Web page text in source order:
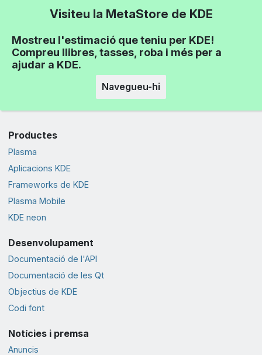
Visiteu la MetaStore de KDE
Mostreu l'estimació que teniu per KDE!
Compreu llibres, tasses, roba i més per a
ajudar a KDE.
Navegueu-hi
Productes
Plasma
Aplicacions KDE
Frameworks de KDE
Plasma Mobile
KDE neon
Desenvolupament
Documentació de l'API
Documentació de les Qt
Objectius de KDE
Codi font
Notícies i premsa
Anuncis